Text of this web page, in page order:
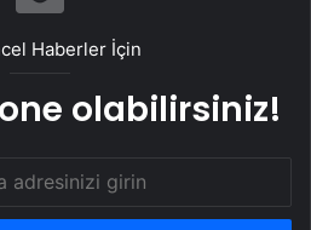
Haberler İçin
olabilirsiniz!